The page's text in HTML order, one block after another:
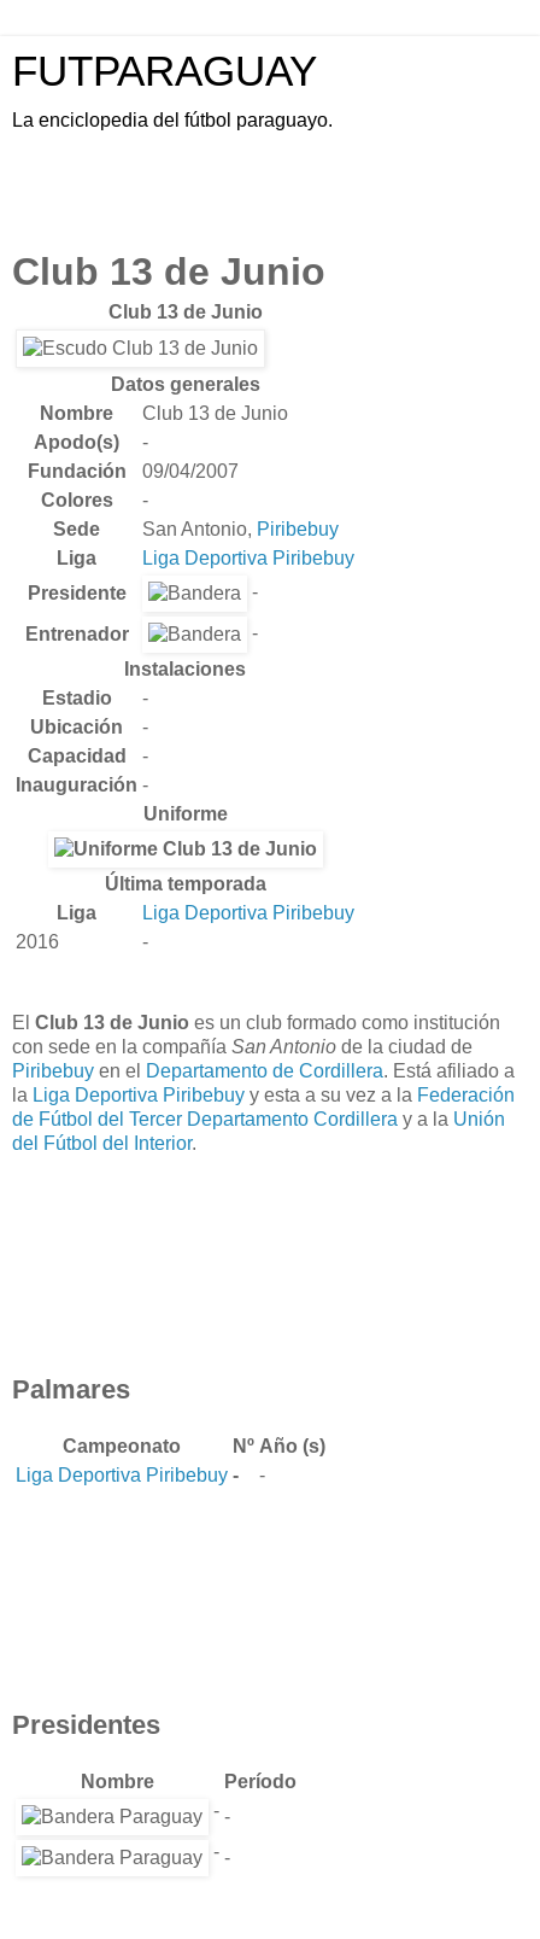
FUTPARAGUAY
La enciclopedia del fútbol paraguayo.
Club 13 de Junio
Club 13 de Junio
Datos generales
Nombre
Club 13 de Junio
Apodo(s)
-
Fundación
09/04/2007
Colores
-
Sede
San Antonio, Piribebuy
Liga
Liga Deportiva Piribebuy
Presidente
-
Entrenador
-
Instalaciones
Estadio
-
Ubicación
-
Capacidad
-
Inauguración -
Uniforme
Última temporada
Liga
Liga Deportiva Piribebuy
2016
-
El Club 13 de Junio es un club formado como institución
con sede en la compañía San Antonio de la ciudad de
Piribebuy en el Departamento de Cordillera. Está afiliado a
la Liga Deportiva Piribebuy y esta a su vez a la Federación
de Fútbol del Tercer Departamento Cordillera y a la Unión
del Fútbol del Interior.
Palmares
Campeonato Nº Año (s)
Liga Deportiva Piribebuy - -
Presidentes
Nombre
Período
- -
- -